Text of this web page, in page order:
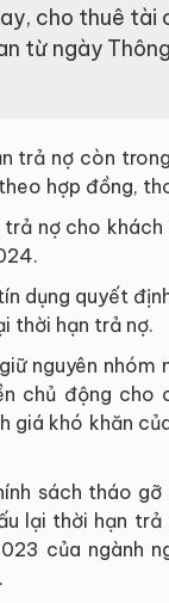
cho thuê tài
từ ngày
trả nợ còn
hợp đồng,
nợ cho
dụng quyết
thời hạn trả nợ.
nguyên
chủ động cho
giá khó khăn
sách tháo
lại thời hạn trả
của ngành